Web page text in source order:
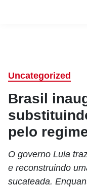
Uncategorized
Brasil
pelo
O governo Lula
e reconstruindo
sucateada.